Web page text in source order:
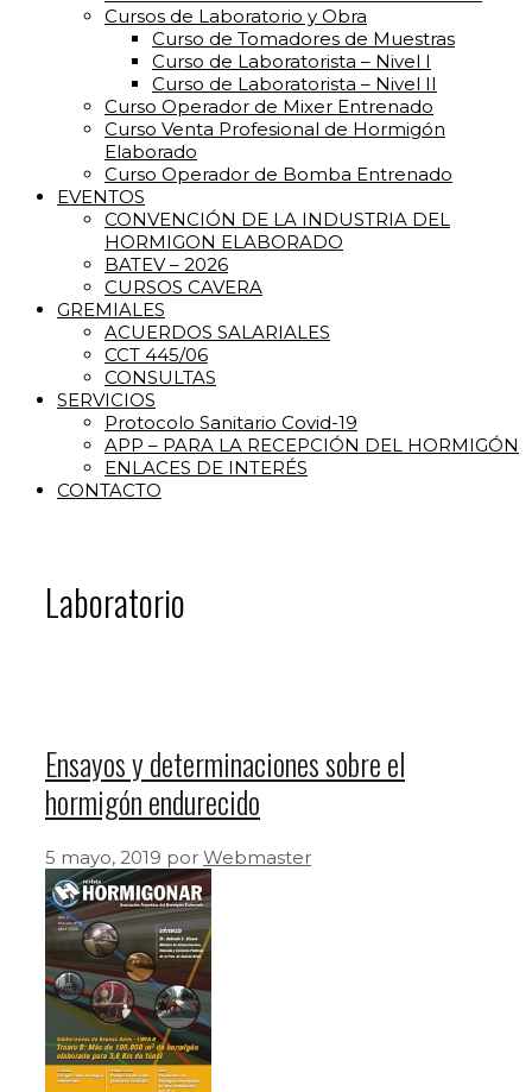
Cursos de Laboratorio y Obra
Curso de Tomadores de Muestras
Curso de Laboratorista – Nivel I
Curso de Laboratorista – Nivel II
Curso Operador de Mixer Entrenado
Curso Venta Profesional de Hormigón
Elaborado
Curso Operador de Bomba Entrenado
EVENTOS
CONVENCIÓN DE LA INDUSTRIA DEL
HORMIGON ELABORADO
BATEV – 2026
CURSOS CAVERA
GREMIALES
ACUERDOS SALARIALES
CCT 445/06
CONSULTAS
SERVICIOS
Protocolo Sanitario Covid-19
APP – PARA LA RECEPCIÓN DEL HORMIGÓN
ENLACES DE INTERÉS
CONTACTO
Laboratorio
Ensayos y determinaciones sobre el
hormigón endurecido
5 mayo, 2019 por Webmaster